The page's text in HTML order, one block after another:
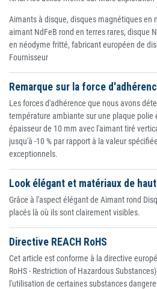
Aimants à disque, disques magnétiques en
aimant NdFeB rond en terres rares, disque
en néodyme fritté, fabricant européen de
Fournisseur
Remarque sur la force
Les forces d'adhérence que nous avons
température ambiante sur une plaque polie
épaisseur de 10 mm avec l'aimant tiré
jusqu'à -10 % par rapport à la valeur
exceptionnels.
Look élégant et matériaux de
Grâce à l'aspect élégant de Aimant rond
placés là où ils sont clairement visibles.
Directive REACH RoHS
Cet article est conforme à la directive
RoHS - Restriction of Hazardous
l'utilisation de certaines substances